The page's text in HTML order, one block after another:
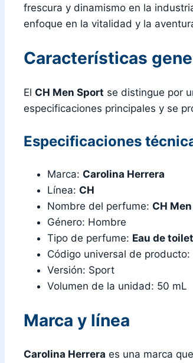
frescura y dinamismo en la
enfoque en la vitalidad y la
Características
El CH Men Sport se distingue por
especificaciones principales y se
Especificaciones
Marca: Carolina Herrera
Línea: CH
Nombre del perfume: CH
Género: Hombre
Tipo de perfume: Eau de
Código universal de producto:
Versión: Sport
Volumen de la unidad: 50 mL
Marca y línea
Carolina Herrera es una marca